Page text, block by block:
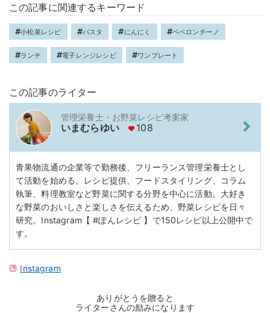
この記事に関連するキーワード
小松菜レシピ パスタ にんにく ペペロンチーノ
ランチ 電子レンジレシピ ワンプレート
この記事のライター
管理栄養士・お野菜レシピ考案家
いまむらゆい 108
青果物流通の企業等で勤務後、フリーランス管理栄養士とし
て活動を始める。レシピ提供、フードスタイリング、コラム
執筆、料理教室など野菜に関する分野を中心に活動。大好き
な野菜のおいしさと楽しさを伝えるため、野菜レシピを日々
研究。Instagram【 #ぽんレシピ 】で150レシピ以上公開中で
す。
Instagram
ありがとうを贈ると
ライターさんの励みになります